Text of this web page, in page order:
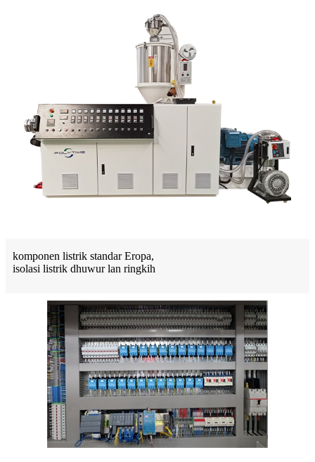
komponen listrik standar Eropa,
isolasi listrik dhuwur lan ringkih